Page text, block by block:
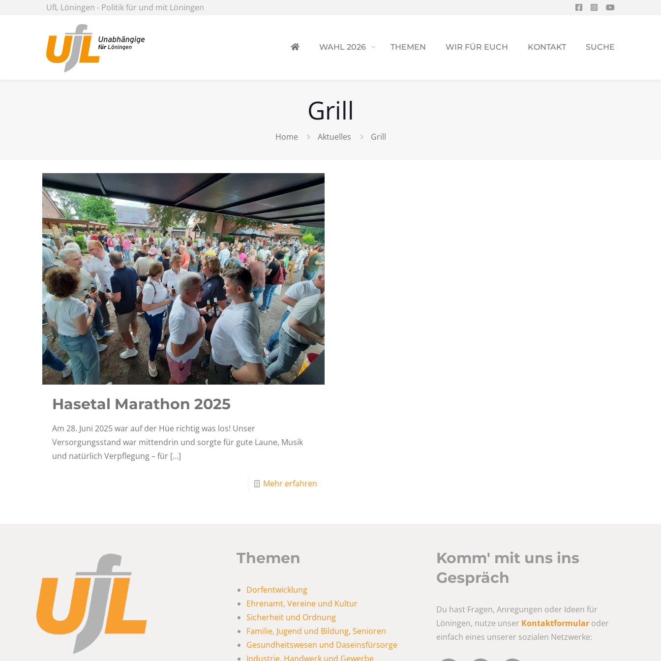
UfL Löningen - Politik für und mit Löningen
WAHL 2026 THEMEN WIR FÜR EUCH KONTAKT SUCHE
Grill
Home Aktuelles Grill
Hasetal Marathon 2025
Am 28. Juni 2025 war auf der Hüe richtig was los! Unser
Versorgungsstand war mittendrin und sorgte für gute Laune, Musik
und natürlich Verpflegung – für[…]
Mehr erfahren
Themen
Dorfentwicklung
Ehrenamt, Vereine und Kultur
Sicherheit und Ordnung
Familie, Jugend und Bildung, Senioren
Gesundheitswesen und Daseinsfürsorge
Industrie, Handwerk und Gewerbe
Komm' mit uns ins
Gespräch
Du hast Fragen, Anregungen oder Ideen für
Löningen, nutze unser Kontaktformular oder
einfach eines unserer sozialen Netzwerke: